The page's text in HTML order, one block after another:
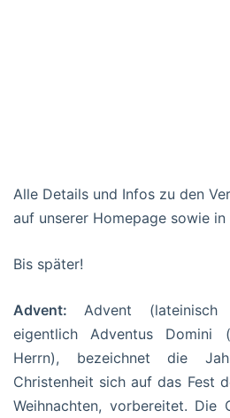
Alle Details und Infos zu den
auf unserer Homepage sowie
Bis später!
Advent: Advent (lateinisch
eigentlich Adventus Domini
Herrn), bezeichnet die
Christenheit sich auf das Fest
Weihnachten, vorbereitet. Die